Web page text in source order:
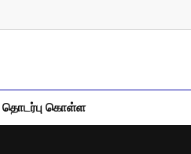
தொடர்பு கொள்ள